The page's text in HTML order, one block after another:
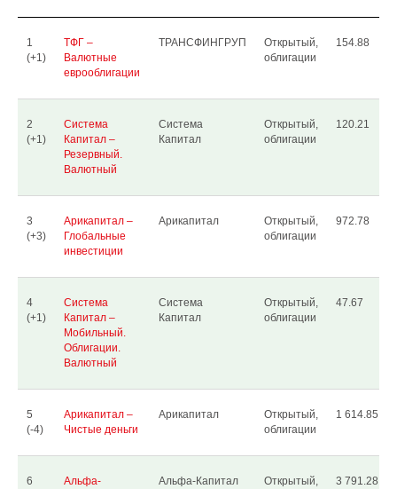
1
(+1)
ТФГ –
Валютные
еврооблигации
ТРАНСФИНГРУП
Открытый,
облигации
154.88
2
(+1)
Система
Капитал –
Резервный.
Валютный
Система
Капитал
Открытый,
облигации
120.21
3
(+3)
Арикапитал –
Глобальные
инвестиции
Арикапитал
Открытый,
облигации
972.78
4
(+1)
Система
Капитал –
Мобильный.
Облигации.
Валютный
Система
Капитал
Открытый,
облигации
47.67
5
(-4)
Арикапитал –
Чистые деньги
Арикапитал
Открытый,
облигации
1 614.85
6
Альфа-
Альфа-Капитал
Открытый,
3 791.28